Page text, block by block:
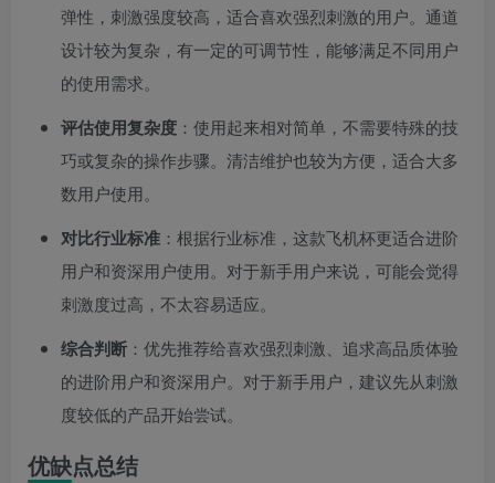
弹性，刺激强度较高，适合喜欢强烈刺激的用户。通道
设计较为复杂，有一定的可调节性，能够满足不同用户
的使用需求。
评估使用复杂度 ：使用起来相对简单，不需要特殊的技
巧或复杂的操作步骤。清洁维护也较为方便，适合大多
数用户使用。
对比行业标准 ：根据行业标准，这款飞机杯更适合进阶
用户和资深用户使用。对于新手用户来说，可能会觉得
刺激度过高，不太容易适应。
综合判断 ：优先推荐给喜欢强烈刺激、追求高品质体验
的进阶用户和资深用户。对于新手用户，建议先从刺激
度较低的产品开始尝试。
优缺点总结